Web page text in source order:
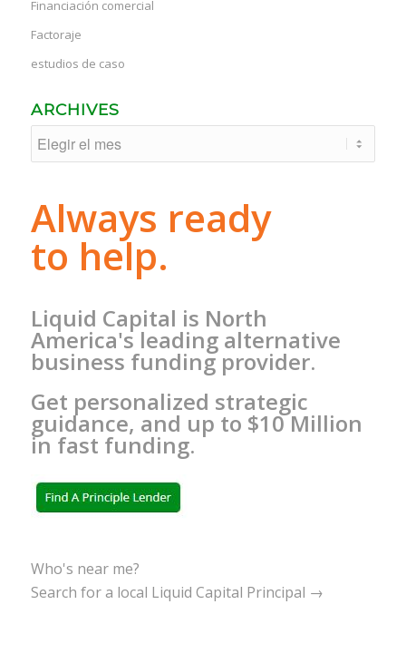
Financiación comercial
Factoraje
estudios de caso
ARCHIVES
Always ready
to help.
Liquid Capital is North
America's leading alternative
business funding provider.
Get personalized strategic
guidance, and up to $10 Million
in fast funding.
Who's near me?
Search for a local Liquid Capital Principal →